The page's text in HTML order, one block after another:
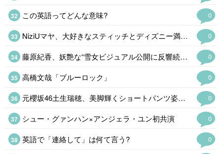
0
この英語ってどんな意味?
0
NiziUマヤ、大好きなスティッチとディズニー満喫「愛が伝わる」…
0
藤原紀香、妖艶な“雪女ビジュアル公開に反響続々「美しすぎて二度見」…
0
高橋文哉「ブルーロック」
0
元櫻坂46土生瑞穂、美脚輝くショートパンツ姿公開「脚が長くて綺麗」…
0
シュー・グァンハン×アンジェラ・ユン初共演
0
英語で「連絡して」は何て言う?